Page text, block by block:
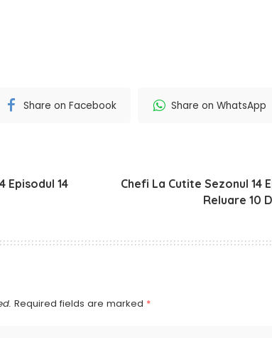
Share on Facebook Share on WhatsApp
Episodul 14
Chefi La Cutite Sezonul 14
Reluare 10
Required fields are marked *